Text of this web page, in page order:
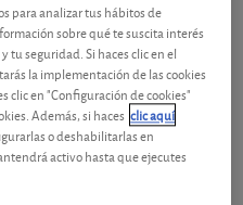
ahorro
comunicación de anulación o
de la DGSFP por negativa
al cliente de la compañía
en un siniestro
para analizar tus hábitos de
sobre qué te suscita interés
seguridad. Si haces clic en el
la implementación de las cookies
clic en "Configuración de cookies"
Además, si haces clic aquí
o deshabilitarlas en
activo hasta que ejecutes